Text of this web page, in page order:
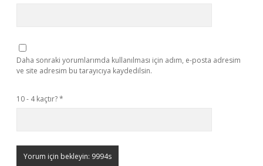
Daha sonraki yorumlarımda kullanılması için adım, e-posta adresim
ve site adresim bu tarayıcıya kaydedilsin.
10 - 4 kaçtır?*